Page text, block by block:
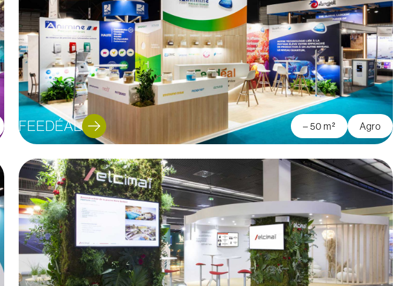
FEEDÉAL – 50 m² Agro